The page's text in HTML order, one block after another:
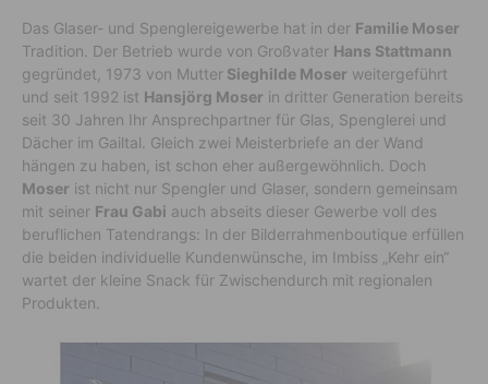
Das Glaser- und Spenglereigewerbe hat in der Familie Moser
Tradition. Der Betrieb wurde von Großvater Hans Stattmann
gegründet, 1973 von Mutter Sieghilde Moser weitergeführt
und seit 1992 ist Hansjörg Moser in dritter Generation bereits
seit 30 Jahren Ihr Ansprechpartner für Glas, Spenglerei und
Dächer im Gailtal. Gleich zwei Meisterbriefe an der Wand
hängen zu haben, ist schon eher außergewöhnlich. Doch
Moser ist nicht nur Spengler und Glaser, sondern gemeinsam
mit seiner Frau Gabi auch abseits dieser Gewerbe voll des
beruflichen Tatendrangs: In der Bilderrahmenboutique erfüllen
die beiden individuelle Kundenwünsche, im Imbiss „Kehr ein“
wartet der kleine Snack für Zwischendurch mit regionalen
Produkten.